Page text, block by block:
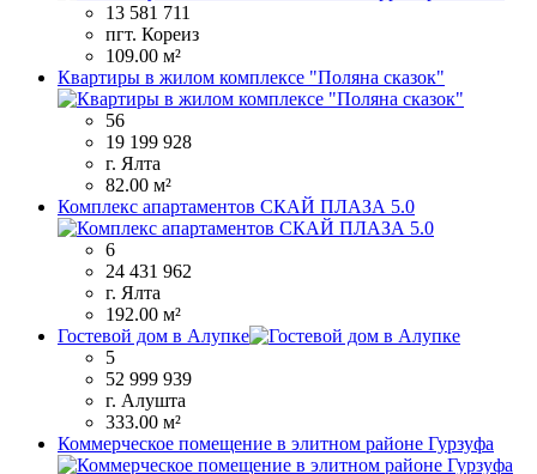
13 581 711
пгт. Кореиз
109.00 м²
Квартиры в жилом комплексе "Поляна сказок"
56
19 199 928
г. Ялта
82.00 м²
Комплекс апартаментов СКАЙ ПЛАЗА 5.0
6
24 431 962
г. Ялта
192.00 м²
Гостевой дом в Алупке
5
52 999 939
г. Алушта
333.00 м²
Коммерческое помещение в элитном районе Гурзуфа